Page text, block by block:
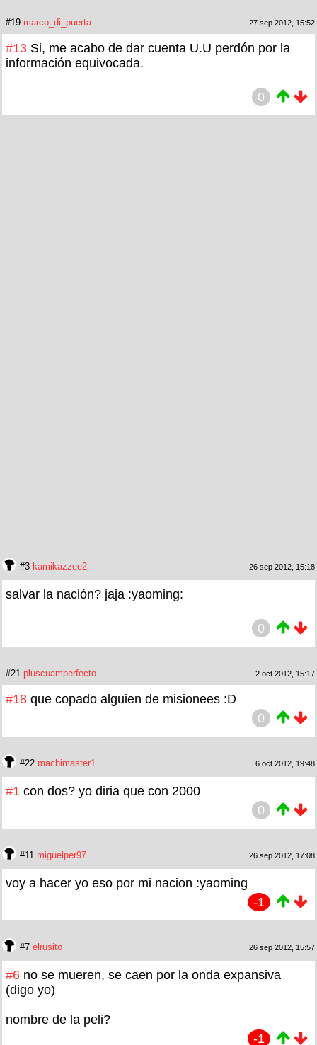
#19 marco_di_puerta 27 sep 2012, 15:52
#13 Si, me acabo de dar cuenta U.U perdón por la
información equivocada.
0
#3 kamikazzee2 26 sep 2012, 15:18
salvar la nación? jaja :yaoming:
0
#21 pluscuamperfecto 2 oct 2012, 15:17
#18 que copado alguien de misionees :D
0
#22 machimaster1 6 oct 2012, 19:48
#1 con dos? yo diria que con 2000
0
#11 miguelper97 26 sep 2012, 17:08
voy a hacer yo eso por mi nacion :yaoming
-1
#7 elrusito 26 sep 2012, 15:57
#6 no se mueren, se caen por la onda expansiva
(digo yo)
nombre de la peli?
-1